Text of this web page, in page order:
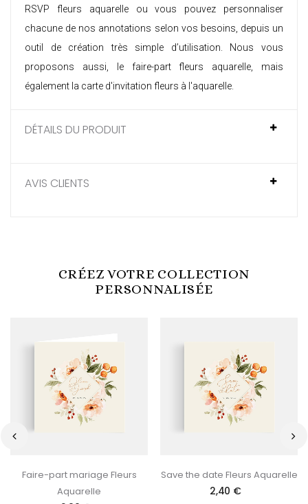
RSVP fleurs aquarelle ou vous pouvez personnaliser
chacune de nos annotations selon vos besoins, depuis un
outil de création très simple d’utilisation. Nous vous
proposons aussi, le faire-part fleurs aquarelle , mais
également la carte d'invitation fleurs à l'aquarelle
DÉTAILS DU PRODUIT
AVIS CLIENTS
CRÉEZ VOTRE COLLECTION
PERSONNALISÉE
Faire-part mariage Fleurs
Aquarelle
Save the date Fleurs Aquarelle
2,40 €